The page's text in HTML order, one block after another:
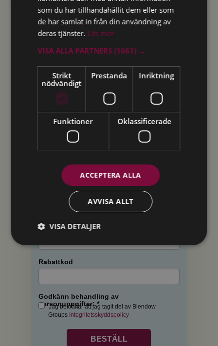
som du har tillhandahållit dem eller som
de har samlat in från din användning av
deras tjänster. Läs mer
VISA ALLA PARTNERS (1661) →
Strikt
nödvändigt
Prestanda Inriktning
Funktioner Oklassificerade
ACCEPTERA ALLA
AVVISA ALLT
VISA DETALJER